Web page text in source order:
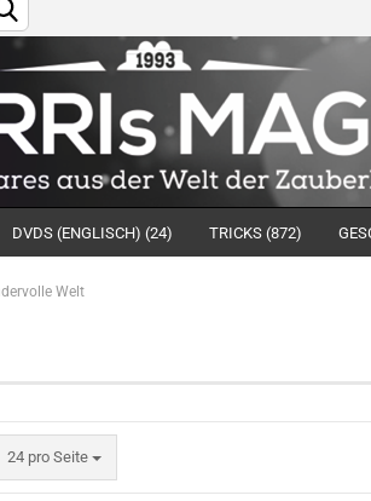
Sprache auswählen
DVDS (ENGLISCH) (24) TRICKS (872)
Welt
24 pro Seite